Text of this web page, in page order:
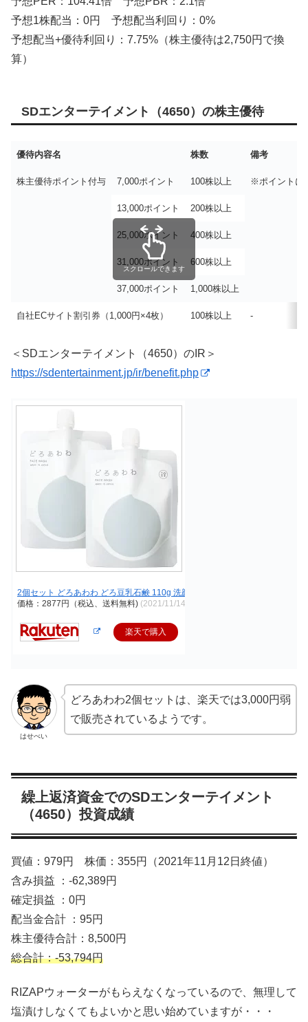
予想1株配当：0円 予想配当利回り：0%
予想配当+優待利回り：7.75%（株主優待は2,750円で換
算）
SDエンターテイメント（4650）の株主優待
優待内容名 株数 備考
株主優待ポイント付与 7,000ポイント 100株以上 ※ポイントに
13,000ポイント 200株以上
25,000ポイント 400株以上
31,000ポイント 600株以上
37,000ポイント 1,000株以上
自社ECサイト割引券（1,000円×4枚） 100株以上 -
スクロールできます
＜SDエンターテイメント（4650）のIR＞
https://sdentertainment.jp/ir/benefit.php
2個セット どろあわわ どろ豆乳石鹸 110g 洗顔石鹸 洗顔料 洗顔フォーム 洗
価格：2877円（税込、送料無料) (2021/11/14時点)
楽天で購入
はせべい
どろあわわ2個セットは、楽天では3,000円弱
で販売されているようです。
繰上返済資金でのSDエンターテイメント
（4650）投資成績
買値：979円 株価：355円（2021年11月12日終値）
含み損益 ：-62,389円
確定損益 ：0円
配当金合計 ：95円
株主優待合計：8,500円
総合計：-53,794円
RIZAPウォーターがもらえなくなっているので、無理して
塩漬けしなくてもよいかと思い始めていますが・・・